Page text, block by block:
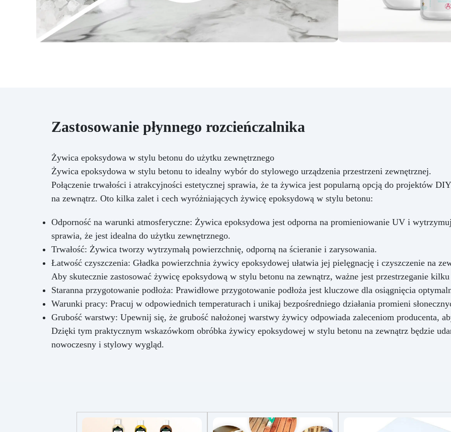
Zastosowanie płynnego rozcieńczalnika
Żywica epoksydowa w stylu betonu do użytku zewnętrznego
Żywica epoksydowa w stylu betonu to idealny wybór do stylowego urządzenia przestrzeni zewnętrznej.
Połączenie trwałości i atrakcyjności estetycznej sprawia, że ta żywica jest popularną opcją do projektów DIY
na zewnątrz. Oto kilka zalet i cech wyróżniających żywicę epoksydową w stylu betonu:
Odporność na warunki atmosferyczne: Żywica epoksydowa jest odporna na promieniowanie UV i
sprawia, że jest idealna do użytku zewnętrznego.
Trwałość: Żywica tworzy wytrzymałą powierzchnię, odporną na ścieranie i zarysowania.
Łatwość czyszczenia: Gładka powierzchnia żywicy epoksydowej ułatwia jej pielęgnację i czyszczenie na
Aby skutecznie zastosować żywicę epoksydową w stylu betonu na zewnątrz, ważne jest przestrzeganie
Staranna przygotowanie podłoża: Prawidłowe przygotowanie podłoża jest kluczowe dla osiągnięcia
Warunki pracy: Pracuj w odpowiednich temperaturach i unikaj bezpośredniego działania promieni
Grubość warstwy: Upewnij się, że grubość nałożonej warstwy żywicy odpowiada zaleceniom producenta,
Dzięki tym praktycznym wskazówkom obróbka żywicy epoksydowej w stylu betonu na zewnątrz będzie
nowoczesny i stylowy wygląd.